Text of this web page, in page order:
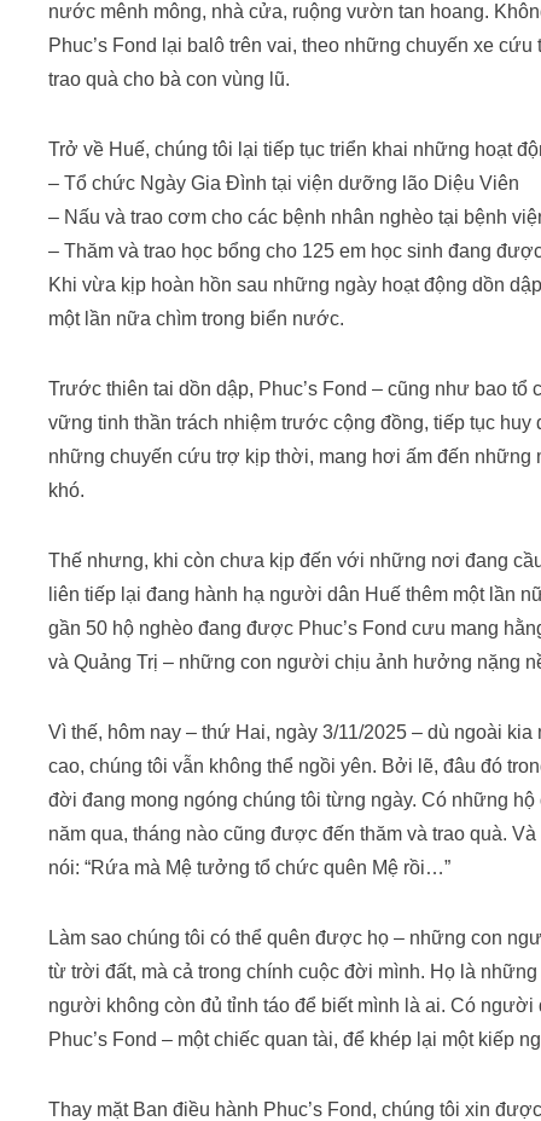
nước mênh mông, nhà cửa, ruộng vườn tan hoang.
Phuc’s Fond lại balô trên vai, theo những chuyến xe
trao quà cho bà con vùng lũ.
Trở về Huế, chúng tôi lại tiếp tục triển khai những hoạt
– Tổ chức Ngày Gia Đình tại viện dưỡng lão Diệu Viên
– Nấu và trao cơm cho các bệnh nhân nghèo tại bệnh
– Thăm và trao học bổng cho 125 em học sinh đang
Khi vừa kịp hoàn hồn sau những ngày hoạt động dồn
một lần nữa chìm trong biển nước.
Trước thiên tai dồn dập, Phuc’s Fond – cũng như bao
vững tinh thần trách nhiệm trước cộng đồng, tiếp tục
những chuyến cứu trợ kịp thời, mang hơi ấm đến những
khó.
Thế nhưng, khi còn chưa kịp đến với những nơi đang
liên tiếp lại đang hành hạ người dân Huế thêm một lần
gần 50 hộ nghèo đang được Phuc’s Fond cưu mang
và Quảng Trị – những con người chịu ảnh hưởng nặng
Vì thế, hôm nay – thứ Hai, ngày 3/11/2025 – dù ngoài
cao, chúng tôi vẫn không thể ngồi yên. Bởi lẽ, đâu đó
đời đang mong ngóng chúng tôi từng ngày. Có những
năm qua, tháng nào cũng được đến thăm và trao quà.
nói: “Rứa mà Mệ tưởng tổ chức quên Mệ rồi…”
Làm sao chúng tôi có thể quên được họ – những con
từ trời đất, mà cả trong chính cuộc đời mình. Họ là
người không còn đủ tỉnh táo để biết mình là ai. Có
Phuc’s Fond – một chiếc quan tài, để khép lại một kiếp
Thay mặt Ban điều hành Phuc’s Fond, chúng tôi xin